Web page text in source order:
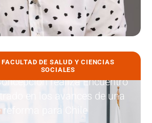
FACULTAD DE SALUD Y CIENCIAS
SOCIALES
realiza Encuentro
en los avances de una
reforma para Chile